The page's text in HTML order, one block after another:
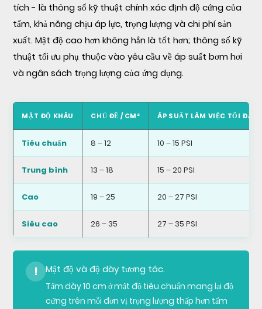
tích - là thông số kỹ thuật chính xác định độ cứng của
tấm, khả năng chịu áp lực, trọng lượng và chi phí sản
xuất. Mật độ cao hơn không hẳn là tốt hơn; thông số kỹ
thuật tối ưu phụ thuộc vào yêu cầu về áp suất bơm hơi
và ngân sách trọng lượng của ứng dụng.
MẬT ĐỘ KHÂU CHỦ ĐỀ / CM² ÁP SUẤT LÀM VIỆC TỐI ĐA
Tiêu chuẩn 8 – 12 10 – 15 PSI
Trung bình 13 – 18 15 – 20 PSI
Cao 19 – 25 20 – 27 PSI
Siêu cao 26 – 35 27 – 35 PSI
! Mật độ và độ dày tương tác.
Tấm dày 10 cm ở mật độ tiêu chuẩn mang lại độ
cứng trên mỗi đơn vị trọng lượng thấp hơn tấm